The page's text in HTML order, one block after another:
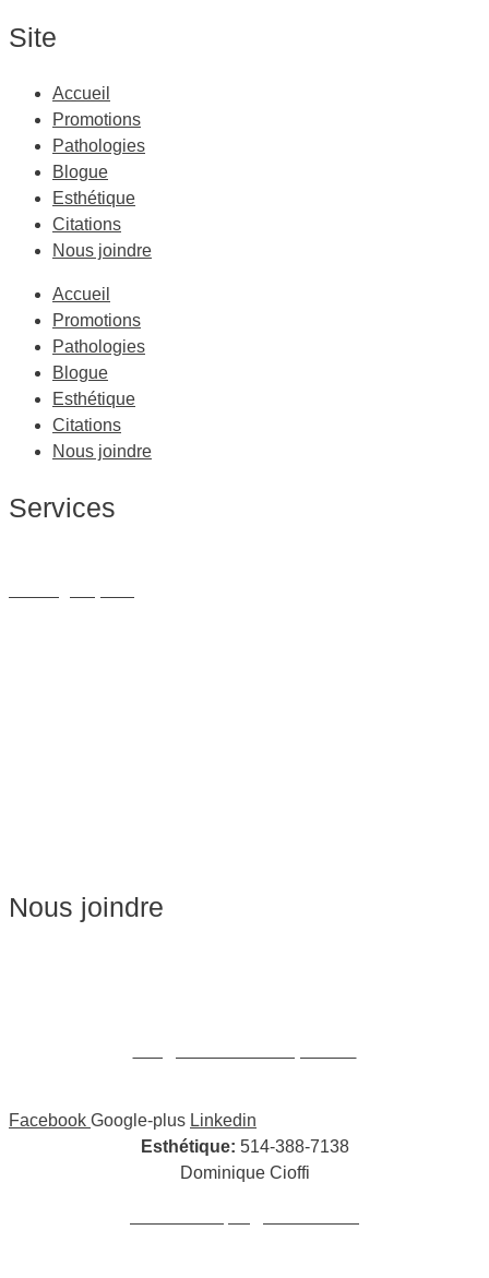
Site
Accueil
Promotions
Pathologies
Blogue
Esthétique
Citations
Nous joindre
Accueil
Promotions
Pathologies
Blogue
Esthétique
Citations
Nous joindre
Services
Nous joindre
Facebook Google-plus Linkedin
Esthétique: 514-388-7138
Dominique Cioffi